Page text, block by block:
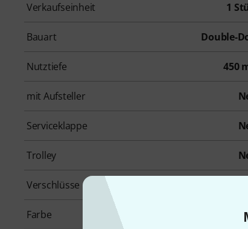
Verkaufseinheit 1
Bauart Double-
Nutztiefe 450
mit Aufsteller
Serviceklappe
Trolley
Verschlüsse
Farbe